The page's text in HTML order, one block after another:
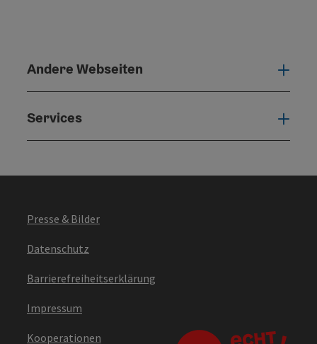
Andere Webseiten
Services
Presse & Bilder
Datenschutz
Barrierefreiheitserklärung
Impressum
Kooperationen